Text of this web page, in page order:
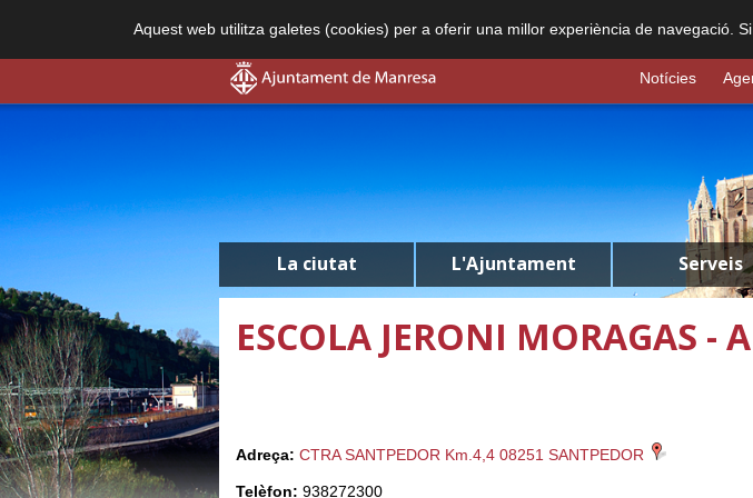
Aquest web utilitza galetes (cookies) per a oferir una millor experiència de navegació.
Notícies
La ciutat L'Ajuntament Serveis
ESCOLA JERONI MORAGAS -
Adreça: CTRA SANTPEDOR Km.4,4 08251 SANTPEDOR
Telèfon: 938272300